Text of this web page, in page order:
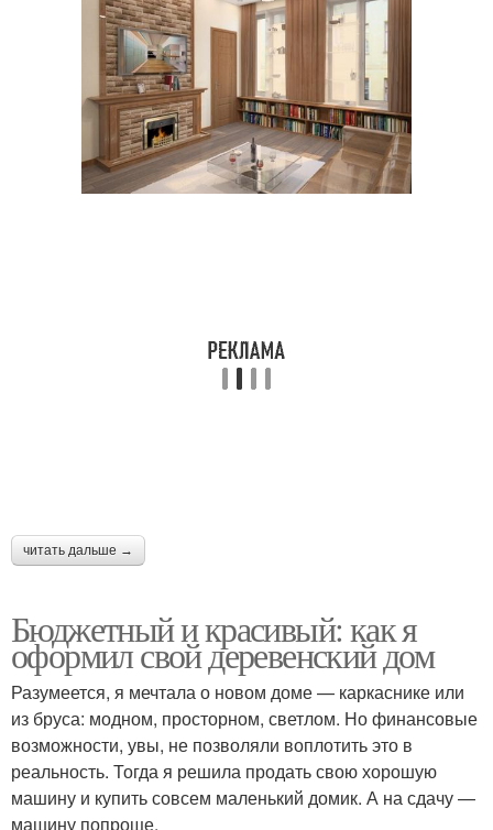
читать дальше →
Бюджетный и красивый: как я
оформил свой деревенский дом
Разумеется, я мечтала о новом доме — каркаснике или
из бруса: модном, просторном, светлом. Но финансовые
возможности, увы, не позволяли воплотить это в
реальность. Тогда я решила продать свою хорошую
машину и купить совсем маленький домик. А на сдачу —
машину попроще.